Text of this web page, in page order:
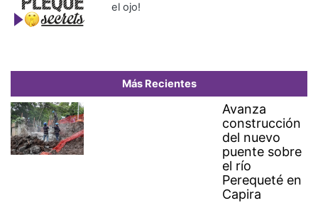
el ojo!
Más Recientes
Avanza
construcción
del nuevo
puente sobre
el río
Perequeté en
Capira